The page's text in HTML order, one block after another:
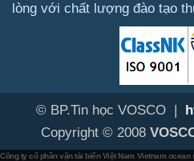
lòng với chất lượng đào tạo
© BP.Tin học VOSCO |
Copyright © 2008
Công ty cổ phần vận tải biển Việt Nam Vietnam ocean